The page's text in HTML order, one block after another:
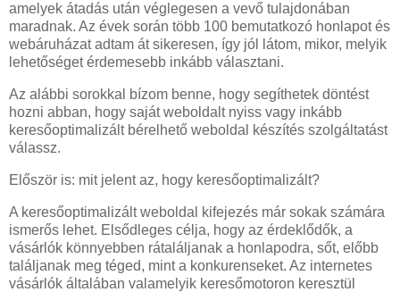
amelyek átadás után véglegesen a vevő tulajdonában
maradnak. Az évek során több 100 bemutatkozó honlapot és
webáruházat adtam át sikeresen, így jól látom, mikor, melyik
lehetőséget érdemesebb inkább választani.
Az alábbi sorokkal bízom benne, hogy segíthetek döntést
hozni abban, hogy saját weboldalt nyiss vagy inkább
keresőoptimalizált bérelhető weboldal készítés szolgáltatást
válassz.
Először is: mit jelent az, hogy keresőoptimalizált?
A keresőoptimalizált weboldal kifejezés már sokak számára
ismerős lehet. Elsődleges célja, hogy az érdeklődők, a
vásárlók könnyebben rátaláljanak a honlapodra, sőt, előbb
találjanak meg téged, mint a konkurenseket. Az internetes
vásárlók általában valamelyik keresőmotoron keresztül